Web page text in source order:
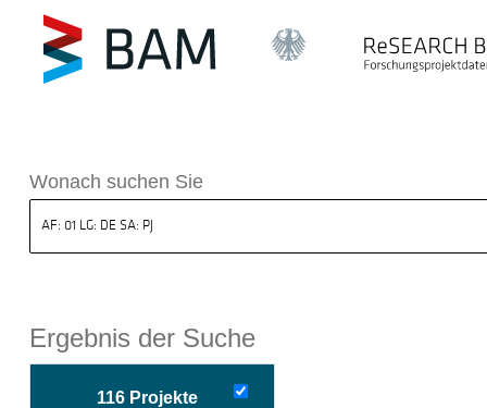
BAM
Wonach suchen Sie
Ergebnis der Suche
116 Projekte